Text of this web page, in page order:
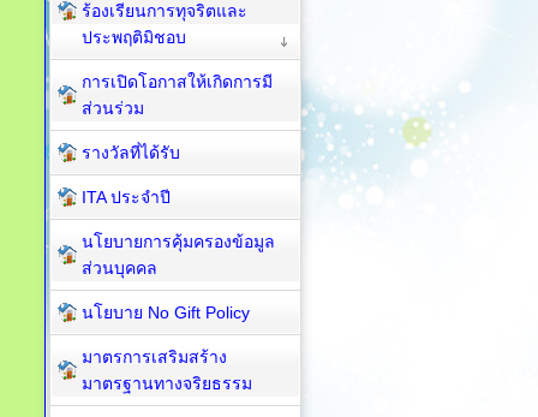
ร้องเรียนการทุจริตและ
ประพฤติมิชอบ
การเปิดโอกาสให้เกิดการมี
ส่วนร่วม
รางวัลที่ได้รับ
ITA ประจำปี
นโยบายการคุ้มครองข้อมูล
ส่วนบุคคล
นโยบาย No Gift Policy
มาตรการเสริมสร้าง
มาตรฐานทางจริยธรรม